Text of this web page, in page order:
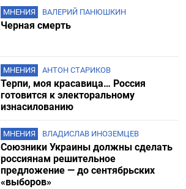
МНЕНИЯ ВАЛЕРИЙ ПАНЮШКИН
Черная смерть
МНЕНИЯ АНТОН СТАРИКОВ
Терпи, моя красавица… Россия
готовится к электоральному
изнасилованию
МНЕНИЯ ВЛАДИСЛАВ ИНОЗЕМЦЕВ
Союзники Украины должны сделать
россиянам решительное
предложение — до сентябрьских
«выборов»